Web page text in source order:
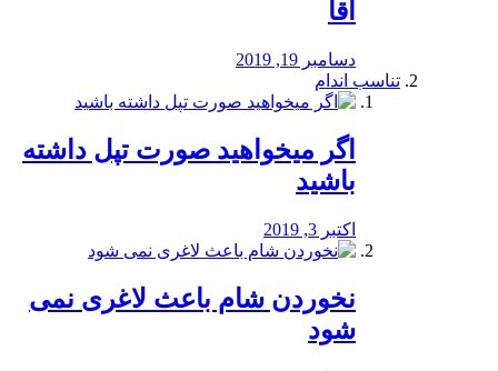
آقا
دسامبر 19, 2019
تناسب اندام
اگر میخواهید صورت تپل داشته
باشید
اکتبر 3, 2019
نخوردن شام باعث لاغری نمی
‌شود